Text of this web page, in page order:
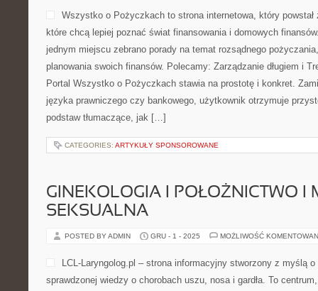
Wszystko o Pożyczkach to strona internetowa, który
które chcą lepiej poznać świat finansowania i domowych
jednym miejscu zebrano porady na temat rozsądnego
planowania swoich finansów. Polecamy: Zarządzanie długiem i
Portal Wszystko o Pożyczkach stawia na prostotę i konkret.
języka prawniczego czy bankowego, użytkownik otrzymuje
podstaw tłumaczące, jak […]
CATEGORIES: ARTYKUŁY SPONSOROWANE
GINEKOLOGIA I POŁOŻNICTWO I
SEKSUALNA
POSTED BY ADMIN GRU - 1 - 2025 MOŻLIWOŚĆ
LCL-Laryngolog.pl – strona informacyjny stworzony z myślą
sprawdzonej wiedzy o chorobach uszu, nosa i gardła. To